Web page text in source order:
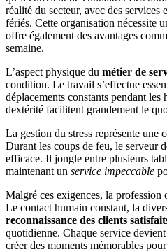
réalité du secteur, avec des services
fériés. Cette organisation nécessite
offre également des avantages
semaine.
L’aspect physique du métier de
condition. Le travail s’effectue
déplacements constants pendant les
dextérité facilitent grandement le
La gestion du stress représente une
Durant les coups de feu, le serveur
efficace. Il jongle entre plusieurs
maintenant un service impeccable
Malgré ces exigences, la profession
Le contact humain constant, la
reconnaissance des clients
quotidienne. Chaque service
créer des moments mémorables